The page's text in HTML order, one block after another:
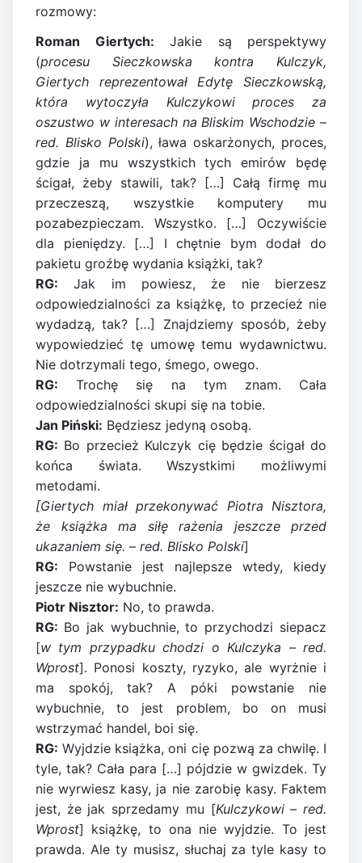
rozmowy:
Roman Giertych: Jakie są perspektywy
(procesu Sieczkowska kontra Kulczyk,
Giertych reprezentował Edytę Sieczkowską,
która wytoczyła Kulczykowi proces za
oszustwo w interesach na Bliskim Wschodzie –
red. Blisko Polski), ława oskarżonych, proces,
gdzie ja mu wszystkich tych emirów będę
ścigał, żeby stawili, tak? […] Całą firmę mu
przeczeszą, wszystkie komputery mu
pozabezpieczam. Wszystko. […] Oczywiście
dla pieniędzy. […] I chętnie bym dodał do
pakietu groźbę wydania książki, tak?
RG: Jak im powiesz, że nie bierzesz
odpowiedzialności za książkę, to przecież nie
wydadzą, tak? […] Znajdziemy sposób, żeby
wypowiedzieć tę umowę temu wydawnictwu.
Nie dotrzymali tego, śmego, owego.
RG: Trochę się na tym znam. Cała
odpowiedzialności skupi się na tobie.
Jan Piński: Będziesz jedyną osobą.
RG: Bo przecież Kulczyk cię będzie ścigał do
końca świata. Wszystkimi możliwymi
metodami.
[Giertych miał przekonywać Piotra Nisztora,
że książka ma siłę rażenia jeszcze przed
ukazaniem się. – red. Blisko Polski]
RG: Powstanie jest najlepsze wtedy, kiedy
jeszcze nie wybuchnie.
Piotr Nisztor: No, to prawda.
RG: Bo jak wybuchnie, to przychodzi siepacz
[w tym przypadku chodzi o Kulczyka – red.
Wprost]. Ponosi koszty, ryzyko, ale wyrżnie i
ma spokój, tak? A póki powstanie nie
wybuchnie, to jest problem, bo on musi
wstrzymać handel, boi się.
RG: Wyjdzie książka, oni cię pozwą za chwilę. I
tyle, tak? Cała para […] pójdzie w gwizdek. Ty
nie wyrwiesz kasy, ja nie zarobię kasy. Faktem
jest, że jak sprzedamy mu [Kulczykowi – red.
Wprost] książkę, to ona nie wyjdzie. To jest
prawda. Ale ty musisz, słuchaj za tyle kasy to